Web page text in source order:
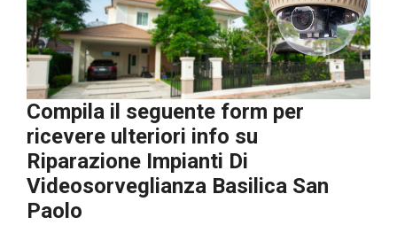
Compila il seguente form per
ricevere ulteriori info su
Riparazione Impianti Di
Videosorveglianza Basilica San
Paolo